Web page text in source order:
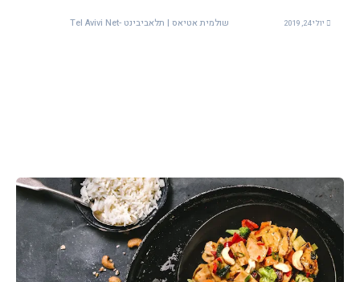
יולי 24, 2019 שולמית אטיאס | תלאביבינט -Tel Avivi Net